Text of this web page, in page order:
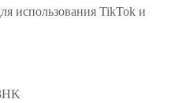
использования TikTok и